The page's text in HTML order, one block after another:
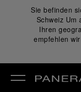
Sie befinden
Schweiz Um
Ihren
empfehlen